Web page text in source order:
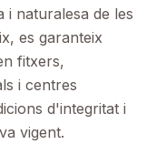
i naturalesa de les
es garanteix
fitxers,
i centres
d'integritat i
vigent.